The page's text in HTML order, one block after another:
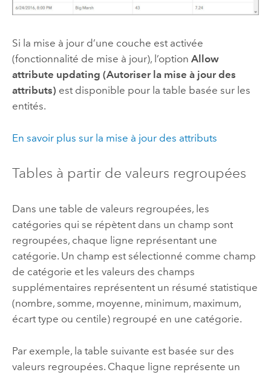
Si la mise à jour d’une couche est activée
(fonctionnalité de mise à jour), l’option Allow
attribute updating (Autoriser la mise à jour des
attributs) est disponible pour la table basée sur les
entités.
En savoir plus sur la mise à jour des attributs
Tables à partir de valeurs regroupées
Dans une table de valeurs regroupées, les
catégories qui se répètent dans un champ sont
regroupées, chaque ligne représentant une
catégorie. Un champ est sélectionné comme champ
de catégorie et les valeurs des champs
supplémentaires représentent un résumé statistique
(nombre, somme, moyenne, minimum, maximum,
écart type ou centile) regroupé en une catégorie.
Par exemple, la table suivante est basée sur des
valeurs regroupées. Chaque ligne représente un